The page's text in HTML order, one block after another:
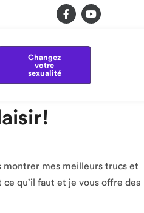
Changez
votre
sexualité
Prendre rendez-
vous​
montrer mes meilleurs trucs et
qu’il faut et je vous offre des